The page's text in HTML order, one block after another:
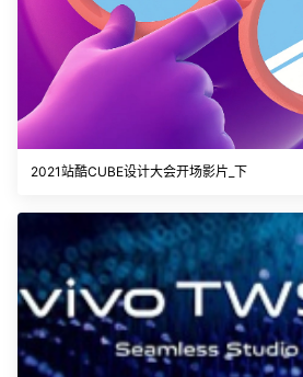
2021站酷CUBE设计大会开场影片_下